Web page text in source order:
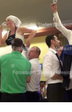
v 12m19s562